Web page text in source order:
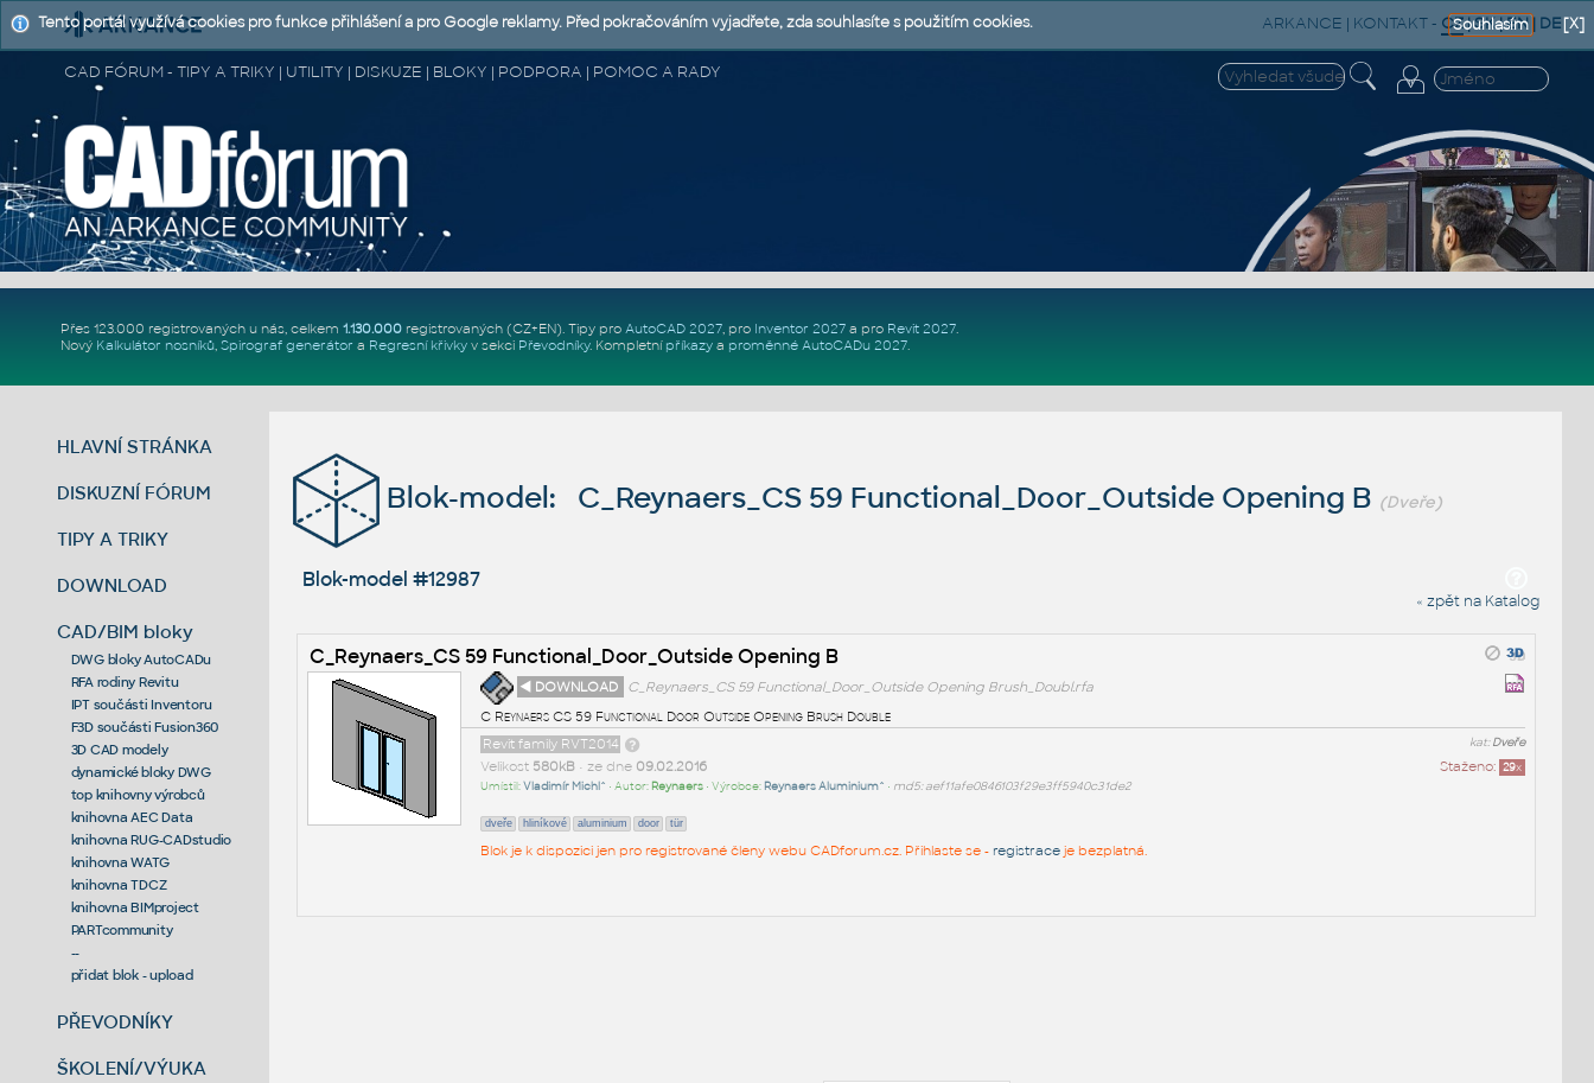
ARKANCE | KONTAKT- CZ|SK|EN| DE
CAD FÓRUM - TIPY A TRIKY | UTILITY | DISKUZE | BLOKY | PODPORA | POMOC A RADY
Přes 123.000 registrovaných u nás, celkem 1.130.000registrovaných (CZ+EN). Tipy pro AutoCAD 2027, pro Inventor 2027a pro Revit 2027.
Nový Kalkulátor nosníků, Spirograf generátor a Regresní křivkyv sekci Převodníky. Kompletní příkazya proměnné AutoCADu 2027.
HLAVNÍ STRÁNKA
DISKUZNÍ FÓRUM
TIPY A TRIKY
DOWNLOAD
CAD/BIM bloky
DWG bloky AutoCADu
RFA rodiny Revitu
IPT součásti Inventoru
F3D součásti Fusion360
3D CAD modely
dynamické bloky DWG
top knihovny výrobců
knihovna AEC Data
knihovna RUG-CADstudio
knihovna WATG
knihovna TDCZ
knihovna BIMproject
PARTcommunity
--
přidat blok - upload
PŘEVODNÍKY
ŠKOLENÍ/VÝUKA
Blok-model: C_Reynaers_CS 59 Functional_Door_Outside Opening B (Dveře)
Blok-model #12987
« zpět na Katalog
C_Reynaers_CS 59 Functional_Door_Outside Opening B
◄ DOWNLOAD
C_Reynaers_CS 59 Functional_Door_Outside Opening Brush_Doubl.rfa
C Reynaers CS 59 Functional Door Outside Opening Brush Double
kat:Dveře
Revit family RVT2014
Staženo: 29x
Velikost 580kB• ze dne 09.02.2016
Umístil:Vladimír Michl^ • Autor: Reynaers• Výrobce: Reynaers Aluminium^ • md5: aef11afe0846103f29e3ff5940c31de2
dveře hliníkové aluminium door tür
Blok je k dispozici jen pro registrované členy webu CADforum.cz. Přihlaste se - registraceje bezplatná.
[X]
Souhlasím
Tento portál využívá cookies pro funkce přihlášení a pro Google reklamy. Před pokračováním vyjadřete, zda souhlasíte s použitím cookies.